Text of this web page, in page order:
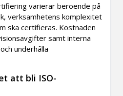
varierar beroende på
verksamhetens komplexitet
ska certifieras. Kostnaden
samt interna
underhålla
att bli ISO-